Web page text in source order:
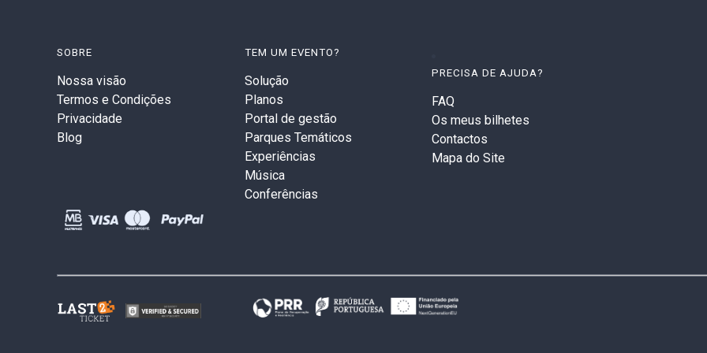
SOBRE
Nossa visão
Termos e Condições
Privacidade
Blog
TEM UM EVENTO?
Solução
Planos
Portal de gestão
Parques Temáticos
Experiências
Música
Conferências
PRECISA DE AJUDA?
FAQ
Os meus bilhetes
Contactos
Mapa do Site